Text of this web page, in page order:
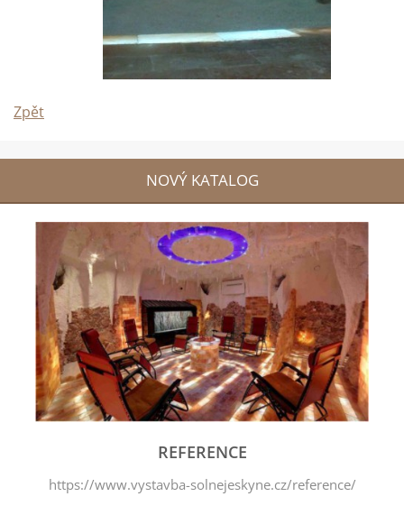
Zpět
NOVÝ KATALOG
REFERENCE
https://www.vystavba-solnejeskyne.cz/reference/